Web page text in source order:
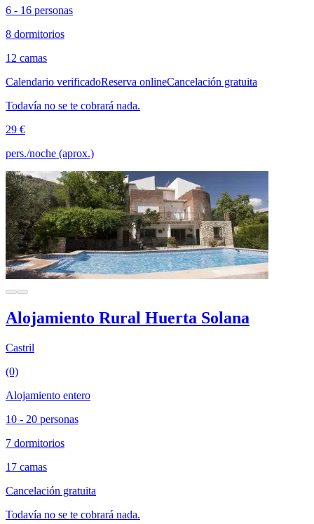
6 - 16 personas
8 dormitorios
12 camas
Calendario verificadoReserva onlineCancelación gratuita
Todavía no se te cobrará nada.
29 €
pers./noche (aprox.)
Alojamiento Rural Huerta Solana
Castril
(0)
Alojamiento entero
10 - 20 personas
7 dormitorios
17 camas
Cancelación gratuita
Todavía no se te cobrará nada.